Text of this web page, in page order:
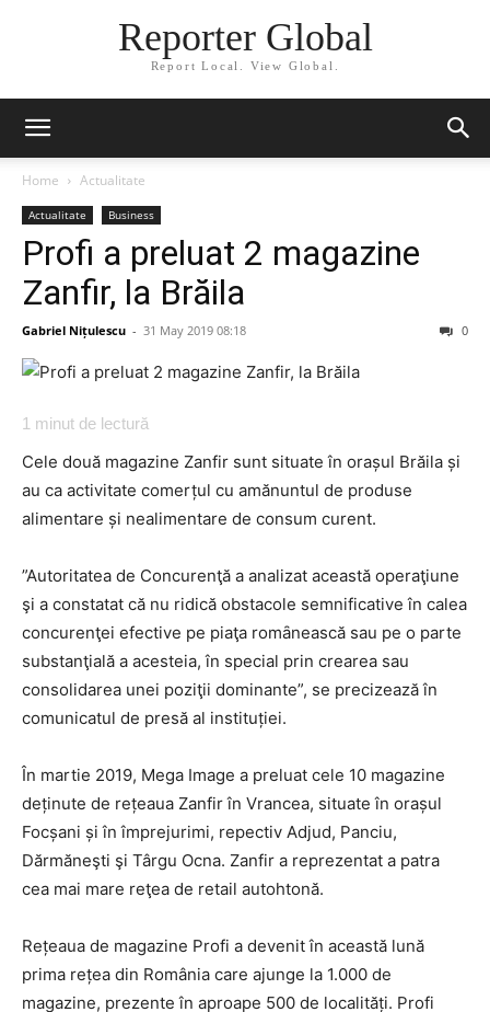
Reporter Global
Report Local. View Global.
Home Actualitate
Actualitate Business
Profi a preluat 2 magazine
Zanfir, la Brăila
Gabriel Nițulescu - 31 May 2019 08:18 0
1 minut de lectură
Cele două magazine Zanfir sunt situate în orașul Brăila și
au ca activitate comerțul cu amănuntul de produse
alimentare și nealimentare de consum curent.
”Autoritatea de Concurenţă a analizat această operaţiune
şi a constatat că nu ridică obstacole semnificative în calea
concurenţei efective pe piaţa romȃnească sau pe o parte
substanţială a acesteia, în special prin crearea sau
consolidarea unei poziţii dominante”, se precizează în
comunicatul de presă al instituției.
În martie 2019, Mega Image a preluat cele 10 magazine
deținute de rețeaua Zanfir în Vrancea, situate în orașul
Focșani și în împrejurimi, repectiv Adjud, Panciu,
Dărmăneşti şi Târgu Ocna. Zanfir a reprezentat a patra
cea mai mare reţea de retail autohtonă.
Rețeaua de magazine Profi a devenit în această lună
prima rețea din România care ajunge la 1.000 de
magazine, prezente în aproape 500 de localități. Profi